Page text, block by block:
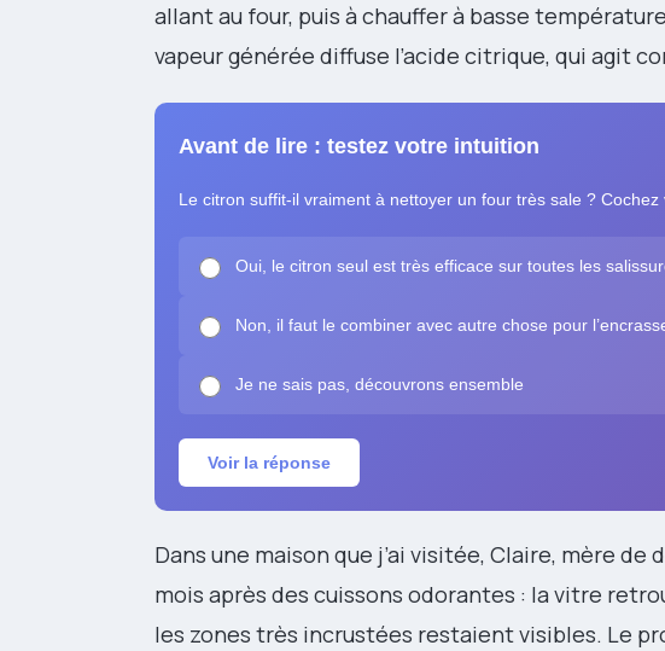
allant au four, puis à chauffer à basse
vapeur générée diffuse l’acide citrique, qui agit
Avant de lire : testez votre intuition
Le citron suffit-il vraiment à nettoyer un four très sale ? Cochez
Oui, le citron seul est très efficace sur toutes les
Non, il faut le combiner avec autre chose pour
Je ne sais pas, découvrons ensemble
Voir la réponse
Dans une maison que j’ai visitée, Claire, mère
mois après des cuissons odorantes : la vitre
les zones très incrustées restaient visibles. Le